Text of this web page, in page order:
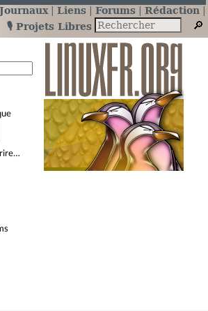
Journaux Liens Forums
Rédaction
🎙️ Projets Libres